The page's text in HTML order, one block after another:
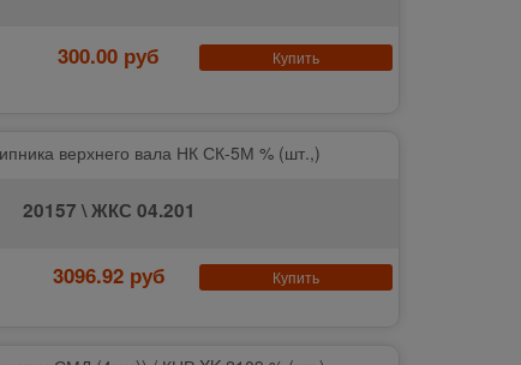
300.00 руб Купить
верхнего вала НК СК-5М % (шт.,)
20157 \ ЖКС 04.201
3096.92 руб Купить